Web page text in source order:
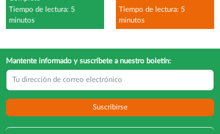
Tiempo de lectura: 5
minutos
Tiempo de lectura: 5
minutos
Mantente informado y suscríbete a nuestro boletín:
Suscribirse